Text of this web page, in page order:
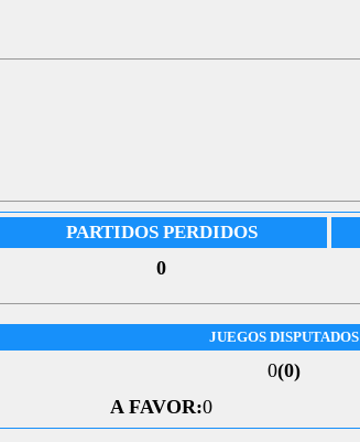
PARTIDOS PERDIDOS
0
JUEGOS DISPUTADOS
0(0)
A FAVOR:0